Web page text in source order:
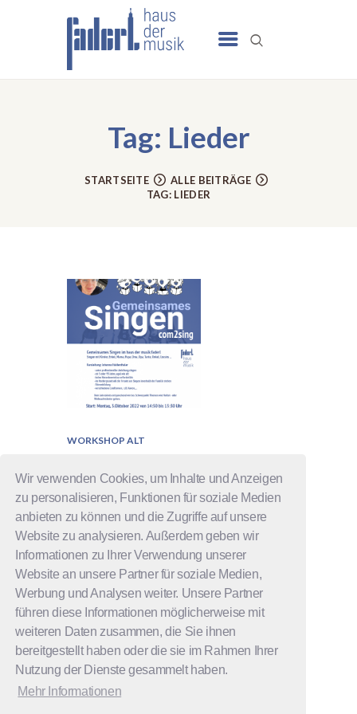
Wir verwenden Cookies, um Inhalte und Anzeigen
zu personalisieren, Funktionen für soziale Medien
anbieten zu können und die Zugriffe auf unsere
Website zu analysieren. Außerdem geben wir
Informationen zu Ihrer Verwendung unserer
Website an unsere Partner für soziale Medien,
Werbung und Analysen weiter. Unsere Partner
führen diese Informationen möglicherweise mit
weiteren Daten zusammen, die Sie ihnen
bereitgestellt haben oder die sie im Rahmen Ihrer
Nutzung der Dienste gesammelt haben.
Mehr Informationen
Tag: Lieder
STARTSEITE
ALLE BEITRÄGE
TAG: LIEDER
TERMINE
UNSER HAUS
WORKSHOP ALT
Singen
Anmelden: